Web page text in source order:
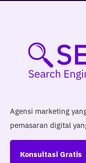
Agensi marketing
pemasaran digital
Konsultasi Gratis